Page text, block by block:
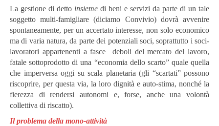
La gestione di detto insieme di beni e servizi da parte di un tale
soggetto multi-famigliare (diciamo Convivio) dovrà avvenire
spontaneamente, per un accertato interesse, non solo economico
ma di varia natura, da parte dei potenziali soci, soprattutto i soci-
lavoratori appartenenti a fasce deboli del mercato del lavoro,
fatale sottoprodotto di una “economia dello scarto” quale quella
che imperversa oggi su scala planetaria (gli “scartati” possono
riscoprire, per questa via, la loro dignità e auto-stima, nonché la
fierezza di rendersi autonomi e, forse, anche una volontà
collettiva di riscatto).
Il problema della mono-attività